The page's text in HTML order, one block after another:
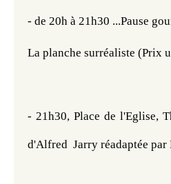
- de 20h à 21h30 ...Pause
La planche surréaliste (Prix
- 21h30, Place de l'Eglise,
d'Alfred  Jarry réadaptée